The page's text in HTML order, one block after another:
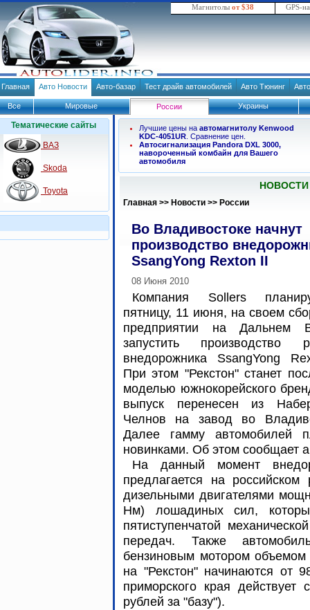
Магнитолы от $38 GPS-
Главная Авто Новости Авто-базар Тест драйв автомобилей Авто Тюнинг
Все Мировые России Украины
Тематические сайты
ВАЗ
Skoda
Toyota
Лучшие цены на автомагнитолу Kenwood
KDC-4051UR . Сравнение цен.
Автосигнализация Pandora DXL 3000,
навороченный комбайн для Вашего
автомобиля
Главная >> Новости >> России
Во Владивостоке начнут
производство
SsangYong Rexton II
08 Июня 2010
Компания Sollers
пятницу, 11 июня, на своем
предприятии на Дальнем
запустить производство
внедорожника SsangYong
При этом "Рекстон" станет
моделью южнокорейского
выпуск перенесен из
Челнов на завод во
Далее гамму автомобилей
новинками. Об этом сообщает
На данный момент
предлагается на
дизельными двигателями
Нм) лошадиных сил,
пятиступенчатой
передач. Также
бензиновым мотором
на "Рекстон" начинаются от
приморского края
рублей за "базу").